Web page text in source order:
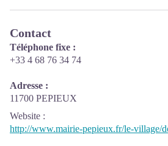
Contact
Téléphone fixe :
+33 4 68 76 34 74
Adresse :
11700 PEPIEUX
Website :
http://www.mairie-pepieux.fr/le-village/